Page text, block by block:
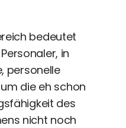
bedeutet
in
personelle
die eh schon
des
nicht noch